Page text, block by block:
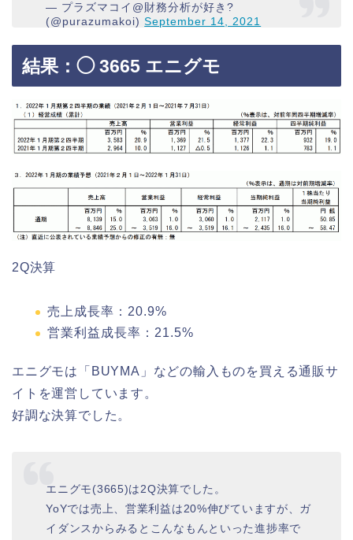
— プラズマコイ@財務分析が好き?
(@purazumakoi)September 14, 2021
結果：◯ 3665 エニグモ
2Q決算
売上成長率：20.9%
営業利益成長率：21.5%
エニグモは「BUYMA」などの輸入ものを買える通販サ
イトを運営しています。
好調な決算でした。
エニグモ(3665)は2Q決算でした。
YoYでは売上、営業利益は20%伸びていますが、ガ
イダンスからみるとこんなもんといった進捗率で